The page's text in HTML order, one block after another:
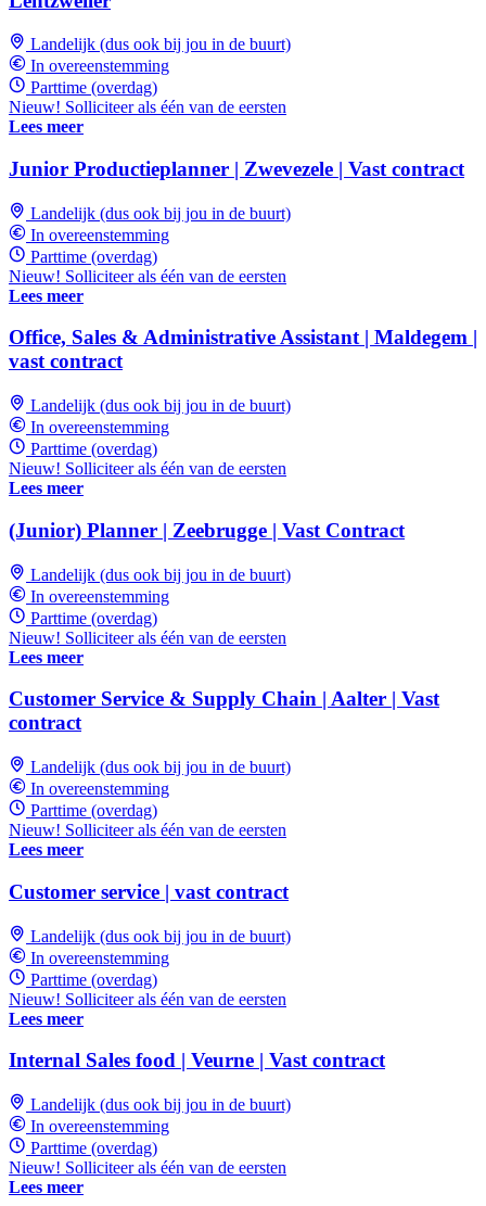
Landelijk (dus ook bij jou in de buurt)
In overeenstemming
Parttime (overdag)
Nieuw! Solliciteer als één van de eersten
Lees meer
Junior Productieplanner | Zwevezele | Vast contract
Landelijk (dus ook bij jou in de buurt)
In overeenstemming
Parttime (overdag)
Nieuw! Solliciteer als één van de eersten
Lees meer
Office, Sales & Administrative Assistant | Maldegem |
vast contract
Landelijk (dus ook bij jou in de buurt)
In overeenstemming
Parttime (overdag)
Nieuw! Solliciteer als één van de eersten
Lees meer
(Junior) Planner | Zeebrugge | Vast Contract
Landelijk (dus ook bij jou in de buurt)
In overeenstemming
Parttime (overdag)
Nieuw! Solliciteer als één van de eersten
Lees meer
Customer Service & Supply Chain | Aalter | Vast
contract
Landelijk (dus ook bij jou in de buurt)
In overeenstemming
Parttime (overdag)
Nieuw! Solliciteer als één van de eersten
Lees meer
Customer service | vast contract
Landelijk (dus ook bij jou in de buurt)
In overeenstemming
Parttime (overdag)
Nieuw! Solliciteer als één van de eersten
Lees meer
Internal Sales food | Veurne | Vast contract
Landelijk (dus ook bij jou in de buurt)
In overeenstemming
Parttime (overdag)
Nieuw! Solliciteer als één van de eersten
Lees meer